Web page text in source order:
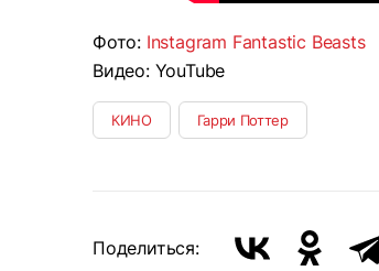
Фото: Instagram Fantastic Beasts
Видео: YouTube
КИНО Гарри Поттер
Поделиться: